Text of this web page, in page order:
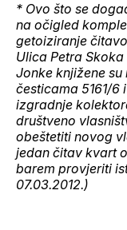
* Ovo što se
na očigled
getoiziranje
Ulica Petra
Jonke knjižene su
česticama 5161/6
izgradnje
društveno
obeštetiti novog
jedan čitav kvart
barem provjeriti
07.03.2012.)